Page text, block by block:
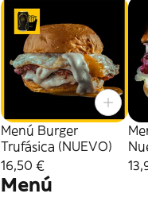
Menú Burger
Trufásica (NUEVO)
16,50 €
Menú